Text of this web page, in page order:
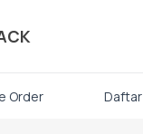
Order Daftar